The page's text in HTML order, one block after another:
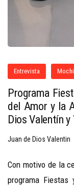
Entrevista
Programa
del Amor y la
Dios Valentín y
Juan de Dios Valentin
Con motivo de la
programa